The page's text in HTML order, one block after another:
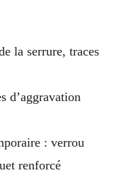
la serrure, traces
d’aggravation
: verrou
renforcé